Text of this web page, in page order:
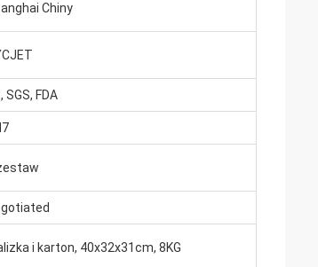
Chiny
SGS, FDA
i karton, 40x32x31cm, 8KG